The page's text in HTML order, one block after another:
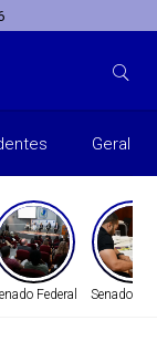
Geral
Federal Senado